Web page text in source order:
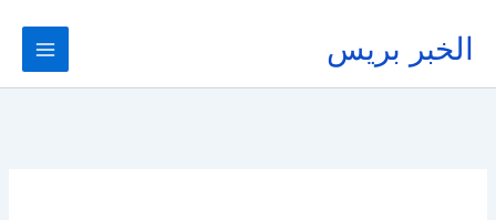
المحتوى
الخبر بريس